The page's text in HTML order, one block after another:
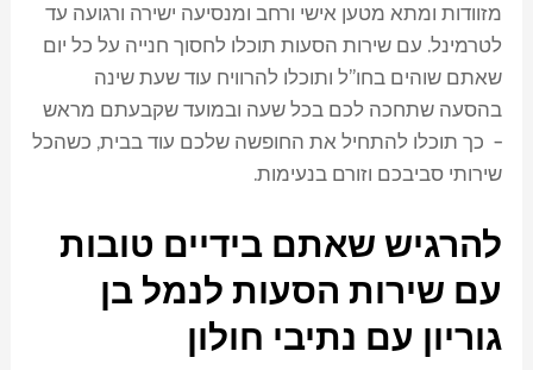
מזוודות ומתא מטען אישי ורחב ומנסיעה ישירה ורגועה עד
לטרמינל. עם שירות הסעות תוכלו לחסוך חנייה על כל יום
שאתם שוהים בחו"ל ותוכלו להרוויח עוד שעת שינה
בהסעה שתחכה לכם בכל שעה ובמועד שקבעתם מראש
– כך תוכלו להתחיל את החופשה שלכם עוד בבית, כשהכל
שירותי סביבכם וזורם בנעימות.
להרגיש שאתם בידיים טובות
עם שירות הסעות לנמל בן
גוריון עם נתיבי חולון